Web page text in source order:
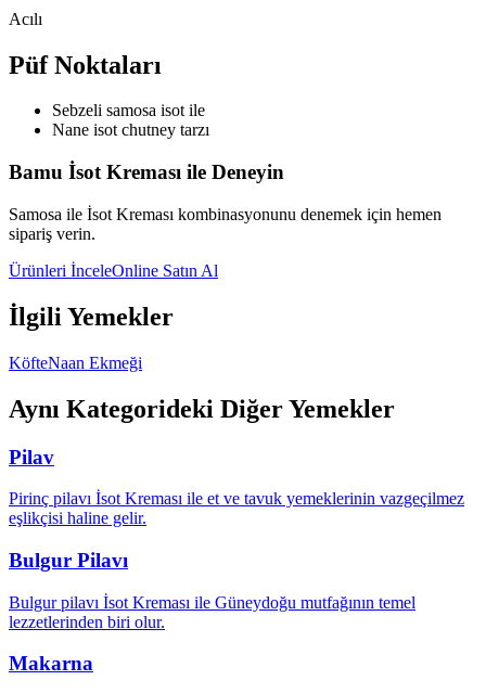
Acılı
Püf Noktaları
Sebzeli samosa isot ile
Nane isot chutney tarzı
Bamu İsot Kreması ile Deneyin
Samosa ile İsot Kreması kombinasyonunu denemek için hemen
sipariş verin.
Ürünleri İnceleOnline Satın Al
İlgili Yemekler
KöfteNaan Ekmeği
Aynı Kategorideki Diğer Yemekler
Pilav
Pirinç pilavı İsot Kreması ile et ve tavuk yemeklerinin vazgeçilmez
eşlikçisi haline gelir.
Bulgur Pilavı
Bulgur pilavı İsot Kreması ile Güneydoğu mutfağının temel
lezzetlerinden biri olur.
Makarna